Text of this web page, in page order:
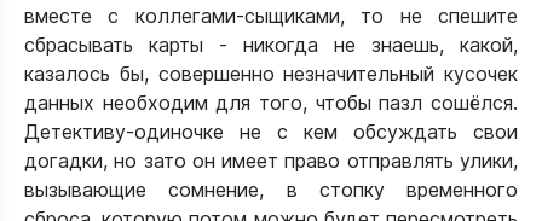
вместе с коллегами-сыщиками, то не спешите
сбрасывать карты - никогда не знаешь, какой,
казалось бы, совершенно незначительный кусочек
данных необходим для того, чтобы пазл сошёлся.
Детективу-одиночке не с кем обсуждать свои
догадки, но зато он имеет право отправлять улики,
вызывающие сомнение, в стопку временного